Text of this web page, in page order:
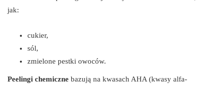
jak:
cukier,
sól,
zmielone pestki owoców.
Peelingi chemiczne bazują na kwasach AHA (kwasy alfa-